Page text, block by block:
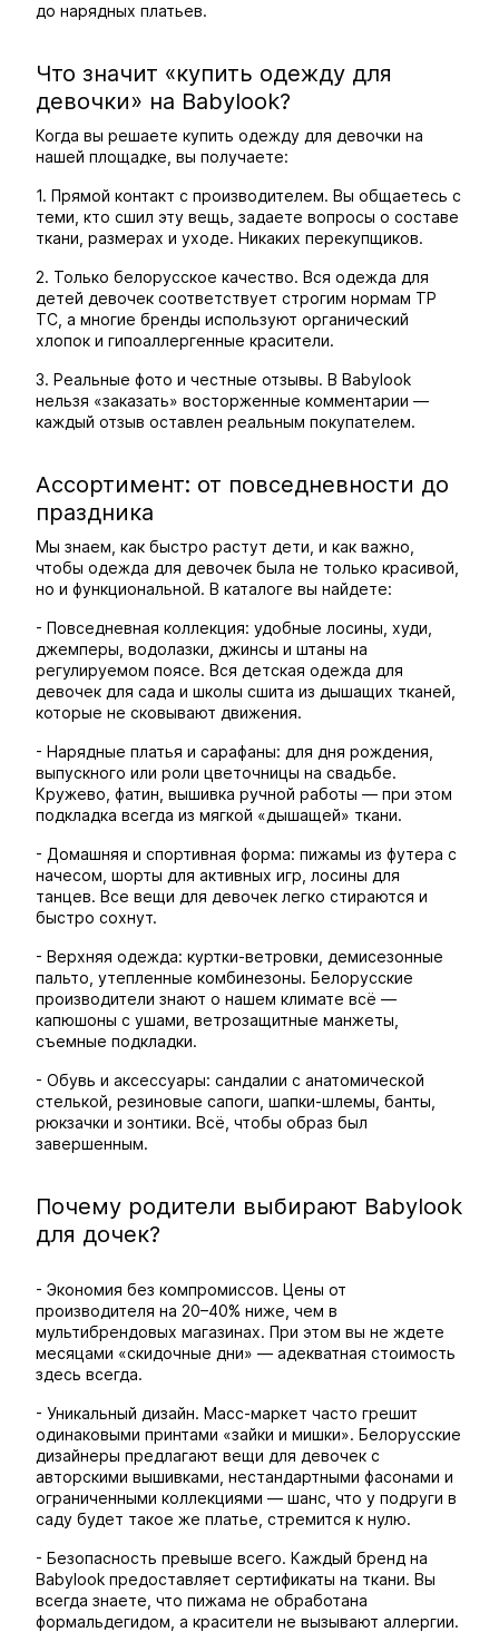
до нарядных платьев.
Что значит «купить одежду для
девочки» на Babylook?
Когда вы решаете купить одежду для девочки на
нашей площадке, вы получаете:
1. Прямой контакт с производителем. Вы общаетесь с
теми, кто сшил эту вещь, задаете вопросы о составе
ткани, размерах и уходе. Никаких перекупщиков.
2. Только белорусское качество. Вся одежда для
детей девочек соответствует строгим нормам ТР
ТС, а многие бренды используют органический
хлопок и гипоаллергенные красители.
3. Реальные фото и честные отзывы. В Babylook
нельзя «заказать» восторженные комментарии —
каждый отзыв оставлен реальным покупателем.
Ассортимент: от повседневности до
праздника
Мы знаем, как быстро растут дети, и как важно,
чтобы одежда для девочек была не только красивой,
но и функциональной. В каталоге вы найдете:
- Повседневная коллекция: удобные лосины, худи,
джемперы, водолазки, джинсы и штаны на
регулируемом поясе. Вся детская одежда для
девочек для сада и школы сшита из дышащих тканей,
которые не сковывают движения.
- Нарядные платья и сарафаны: для дня рождения,
выпускного или роли цветочницы на свадьбе.
Кружево, фатин, вышивка ручной работы — при этом
подкладка всегда из мягкой «дышащей» ткани.
- Домашняя и спортивная форма: пижамы из футера с
начесом, шорты для активных игр, лосины для
танцев. Все вещи для девочек легко стираются и
быстро сохнут.
- Верхняя одежда: куртки-ветровки, демисезонные
пальто, утепленные комбинезоны. Белорусские
производители знают о нашем климате всё —
капюшоны с ушами, ветрозащитные манжеты,
съемные подкладки.
- Обувь и аксессуары: сандалии с анатомической
стелькой, резиновые сапоги, шапки-шлемы, банты,
рюкзачки и зонтики. Всё, чтобы образ был
завершенным.
Почему родители выбирают Babylook
для дочек?
- Экономия без компромиссов. Цены от
производителя на 20–40% ниже, чем в
мультибрендовых магазинах. При этом вы не ждете
месяцами «скидочные дни» — адекватная стоимость
здесь всегда.
- Уникальный дизайн. Масс-маркет часто грешит
одинаковыми принтами «зайки и мишки». Белорусские
дизайнеры предлагают вещи для девочек с
авторскими вышивками, нестандартными фасонами и
ограниченными коллекциями — шанс, что у подруги в
саду будет такое же платье, стремится к нулю.
- Безопасность превыше всего. Каждый бренд на
Babylook предоставляет сертификаты на ткани. Вы
всегда знаете, что пижама не обработана
формальдегидом, а красители не вызывают аллергии.